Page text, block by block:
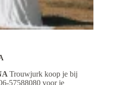
Trouwjurk koop je bij
57588080 voor je